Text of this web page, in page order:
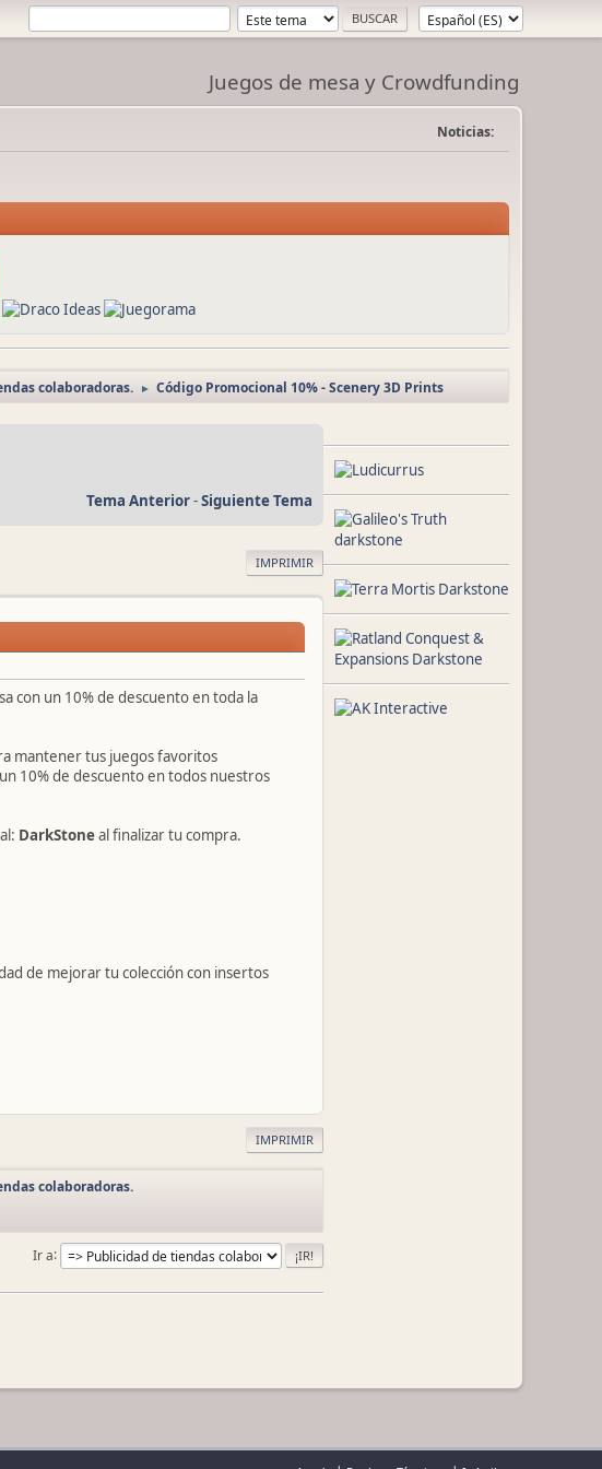
Juegos de mesa y Crowdfunding
Noticias:
colaboradoras. ► Código Promocional 10% - Scenery 3D Prints
Tema Anterior-Siguiente Tema
IMPRIMIR
con un 10% de descuento en toda la
mantener tus juegos favoritos
10% de descuento en todos nuestros
DarkStoneal finalizar tu compra.
de mejorar tu colección con insertos
IMPRIMIR
colaboradoras.
Ir a